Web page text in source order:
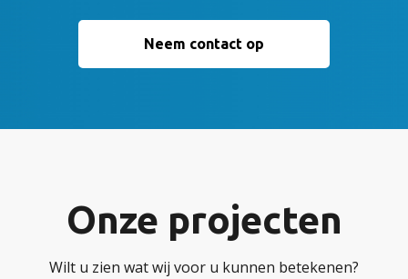
Neem contact op
Onze projecten
Wilt u zien wat wij voor u kunnen betekenen?